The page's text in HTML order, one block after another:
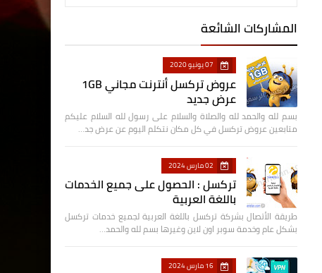
المشاركات الشائعة
07 يونيو 2020
عروض تركسل أنترنت مجاني 1GB
عرض جديد
بسم لله والحمد لله والصلاة والسلام على رسول لله السلام عليكم
متابعين عروض تركسل في كل مكان نتكلم اليوم عن عرض جد…
02 مارس 2024
تركسل : الحصول على جميع الخدمات
باللغة العربية
طريقة الأتصال بشركة تركسل باللغة العربية لجميع خدمات تركسل
بشكل عام وخدمة سوبر اون لاين وغيرها بسم لله والحمد…
16 مارس 2024